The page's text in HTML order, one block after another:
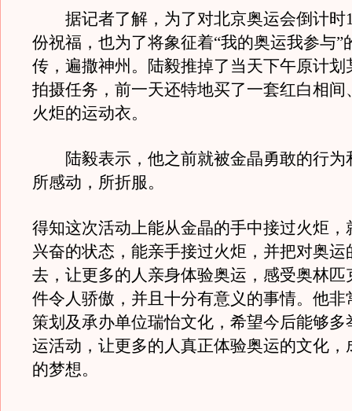
据记者了解，为了对北京奥运会倒计时
份祝福，也为了将象征着“我的奥运我参与”
传，遍撒神州。陆毅推掉了当天下午原计划
拍摄任务，前一天还特地买了一套红白相间
火炬的运动衣。
陆毅表示，他之前就被金晶勇敢的行为
所感动，所折服。
得知这次活动上能从金晶的手中接过火炬，
兴奋的状态，能亲手接过火炬，并把对奥运
去，让更多的人亲身体验奥运，感受奥林匹
件令人骄傲，并且十分有意义的事情。他非
策划及承办单位瑞怡文化，希望今后能够多
运活动，让更多的人真正体验奥运的文化，
的梦想。